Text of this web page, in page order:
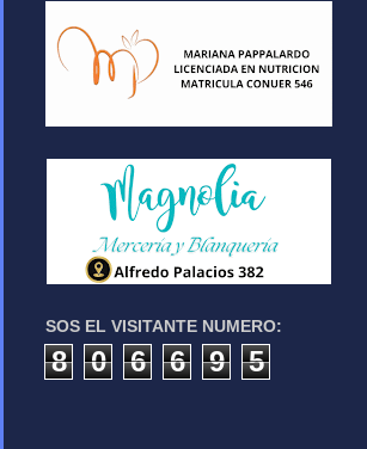
SOS EL VISITANTE NUMERO:
8 0 6 6 9 5